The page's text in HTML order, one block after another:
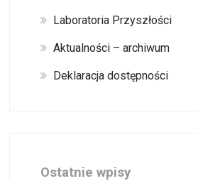
Laboratoria Przyszłości
Aktualności – archiwum
Deklaracja dostępności
Ostatnie wpisy